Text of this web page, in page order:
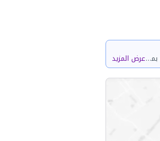
حي التنعيم رقم 3 بمدينة مكة المكرمة مساحة الوحدة من الأرض 78.48 متر وتختص من المنافع والأجزاء المشتركة بمساحة 134.79 مترعرض المزيد